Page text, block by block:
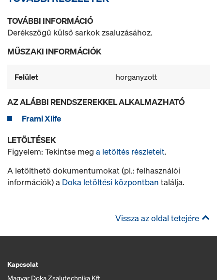
TOVÁBBI INFORMÁCIÓ
Derékszögű külső sarkok zsaluzásához.
MŰSZAKI INFORMÁCIÓK
Felület horganyzott
AZ ALÁBBI RENDSZEREKKEL ALKALMAZHATÓ
Frami Xlife
LETÖLTÉSEK
Figyelem: Tekintse meg a letöltés részleteit.
A letölthető dokumentumokat (pl.: felhasználói
információk) a Doka letöltési központban találja.
Vissza az oldal tetejére
Kapcsolat
Magyar Doka Zsalutechnika Kft